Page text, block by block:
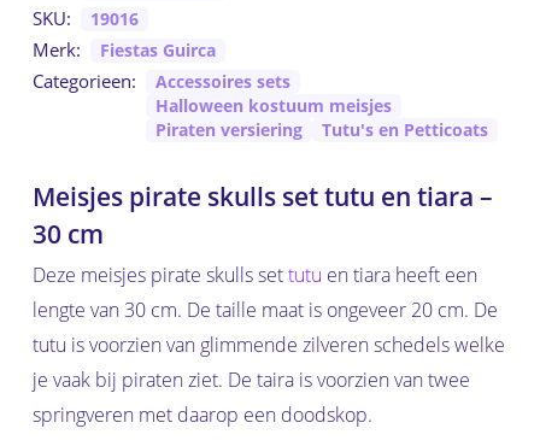
SKU: 19016
Merk: Fiestas Guirca
Categorieen:
Accessoires sets
Halloween kostuum meisjes
Piraten versiering
Tutu's en Petticoats
Meisjes pirate skulls set tutu en tiara –
30 cm
Deze meisjes pirate skulls settutu en tiara heeft een
lengte van 30 cm. De taille maat is ongeveer 20 cm. De
tutu is voorzien van glimmende zilveren schedels welke
je vaak bij piraten ziet. De taira is voorzien van twee
springveren met daarop een doodskop.